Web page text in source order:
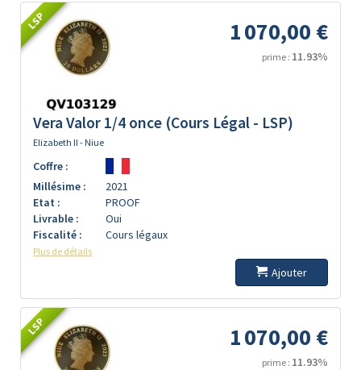
LSP 1 070,00 €
prime : 11.93%
Vera Valor 1/4 once (Cours Légal - LSP)
Elizabeth II - Niue
Coffre :
Millésime :
2021
Etat :
PROOF
Livrable :
Oui
Fiscalité :
Cours légaux
Plus de détails
Ajouter
LSP 1 070,00 €
prime : 11.93%